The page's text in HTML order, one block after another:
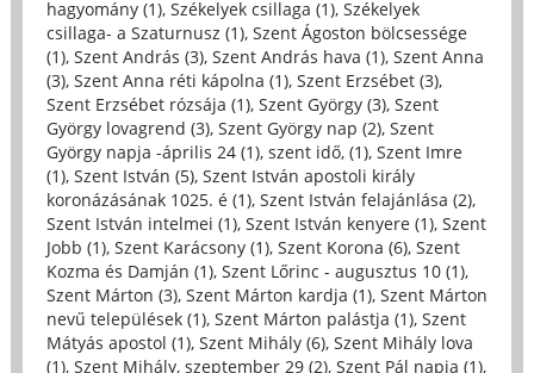
hagyomány (1), Székelyek csillaga (1), Székelyek
csillaga- a Szaturnusz (1), Szent Ágoston bölcsessége
(1), Szent András (3), Szent András hava (1), Szent Anna
(3), Szent Anna réti kápolna (1), Szent Erzsébet (3),
Szent Erzsébet rózsája (1), Szent György (3), Szent
György lovagrend (3), Szent György nap (2), Szent
György napja -április 24 (1), szent idő, (1), Szent Imre
(1), Szent István (5), Szent István apostoli király
koronázásának 1025. é (1), Szent István felajánlása (2),
Szent István intelmei (1), Szent István kenyere (1), Szent
Jobb (1), Szent Karácsony (1), Szent Korona (6), Szent
Kozma és Damján (1), Szent Lőrinc - augusztus 10 (1),
Szent Márton (3), Szent Márton kardja (1), Szent Márton
nevű települések (1), Szent Márton palástja (1), Szent
Mátyás apostol (1), Szent Mihály (6), Szent Mihály lova
(1), Szent Mihály, szeptember 29 (2), Szent Pál napja (1),